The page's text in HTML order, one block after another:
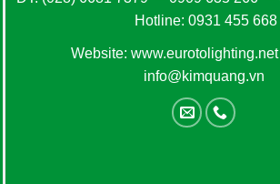
Hotline: 0931 455 668
Website: www.eurotolighting.net
info@kimquang.vn